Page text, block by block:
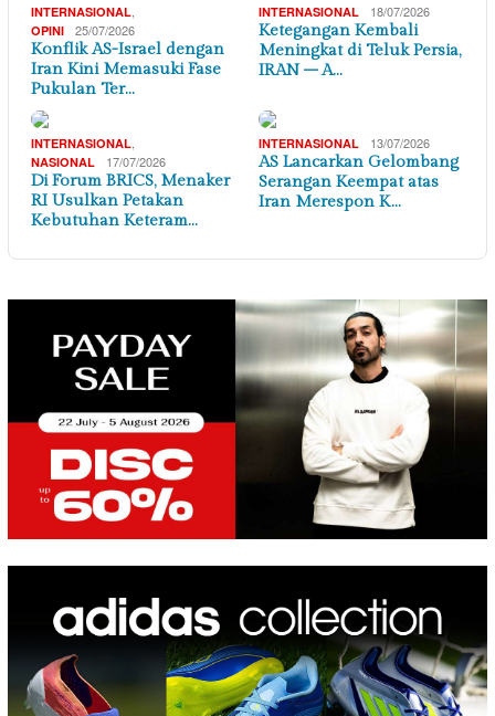
INTERNASIONAL
OPINI 25/07/2026
Konflik AS-Israel dengan
Iran Kini Memasuki Fase
Pukulan Ter…
INTERNASIONAL 18/07/2026
Ketegangan Kembali
Meningkat di Teluk Persia,
IRAN – A…
INTERNASIONAL
NASIONAL 17/07/2026
Di Forum BRICS, Menaker
RI Usulkan Petakan
Kebutuhan Keteram…
INTERNASIONAL 13/07/2026
AS Lancarkan Gelombang
Serangan Keempat atas
Iran Merespon K…